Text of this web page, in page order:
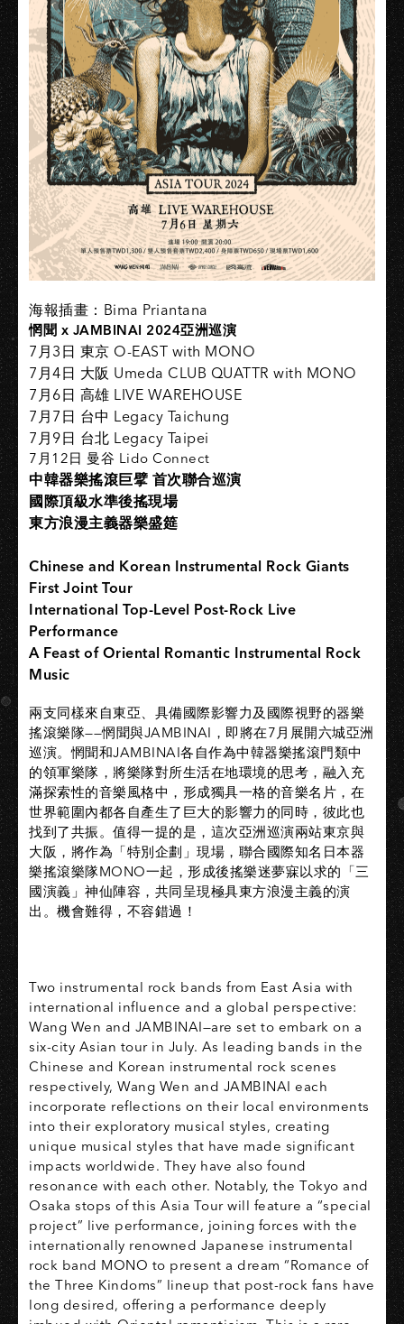
海報插畫：Bima Priantana
惘聞 x JAMBINAI 2024亞洲巡演
7月3日 東京 O-EAST with MONO
7月4日 大阪 Umeda CLUB QUATTR with MONO
7月6日 高雄 LIVE WAREHOUSE
7月7日 台中 Legacy Taichung
7月9日 台北 Legacy Taipei
7月12日 曼谷 Lido Connect
中韓器樂搖滾巨擘 首次聯合巡演
國際頂級水準後搖現場
東方浪漫主義器樂盛筵
Chinese and Korean Instrumental Rock Giants
First Joint Tour
International Top-Level Post-Rock Live
Performance
A Feast of Oriental Romantic Instrumental Rock
Music
兩支同樣來自東亞、具備國際影響力及國際視野的器樂
搖滾樂隊——惘聞與JAMBINAI，即將在7月展開六城亞洲
巡演。惘聞和JAMBINAI各自作為中韓器樂搖滾門類中
的領軍樂隊，將樂隊對所生活在地環境的思考，融入充
滿探索性的音樂風格中，形成獨具一格的音樂名片，在
世界範圍內都各自產生了巨大的影響力的同時，彼此也
找到了共振。值得一提的是，這次亞洲巡演兩站東京與
大阪，將作為「特別企劃」現場，聯合國際知名日本器
樂搖滾樂隊MONO一起，形成後搖樂迷夢寐以求的「三
國演義」神仙陣容，共同呈現極具東方浪漫主義的演
出。機會難得，不容錯過！
Two instrumental rock bands from East Asia with
international influence and a global perspective:
Wang Wen and JAMBINAI—are set to embark on a
six-city Asian tour in July. As leading bands in the
Chinese and Korean instrumental rock scenes
respectively, Wang Wen and JAMBINAI each
incorporate reflections on their local environments
into their exploratory musical styles, creating
unique musical styles that have made significant
impacts worldwide. They have also found
resonance with each other. Notably, the Tokyo and
Osaka stops of this Asia Tour will feature a “special
project” live performance, joining forces with the
internationally renowned Japanese instrumental
rock band MONO to present a dream “Romance of
the Three Kindoms” lineup that post-rock fans have
long desired, offering a performance deeply